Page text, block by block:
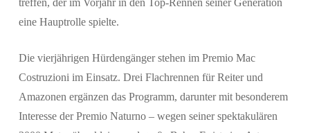
treffen, der im Vorjahr in den Top-Rennen seiner Generation
eine Hauptrolle spielte.
Die vierjährigen Hürdengänger stehen im Premio Mac
Costruzioni im Einsatz. Drei Flachrennen für Reiter und
Amazonen ergänzen das Programm, darunter mit besonderem
Interesse der Premio Naturno – wegen seiner spektakulären